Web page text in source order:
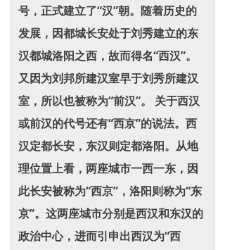
号，正式建立了“汉”朝。随着历史的
发展，因都城长安处于刘秀建立的东
汉都城洛阳之西，故而得名“西汉”。
又因为刘邦所建汉室早于刘秀所建汉
室，所以也被称为“前汉”。 关于西汉
或前汉的代号还有“西京”的说法。西
汉定都长安，东汉则定都洛阳。从地
理位置上看，两座城市一西一东，因
此长安被称为“西京”，洛阳则称为“东
京”。这两座城市分别是西汉和东汉的
政治中心，进而引申出西汉为“西